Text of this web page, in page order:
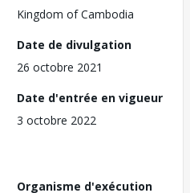
Kingdom of Cambodia
Date de divulgation
26 octobre 2021
Date d'entrée en vigueur
3 octobre 2022
Organisme d'exécution